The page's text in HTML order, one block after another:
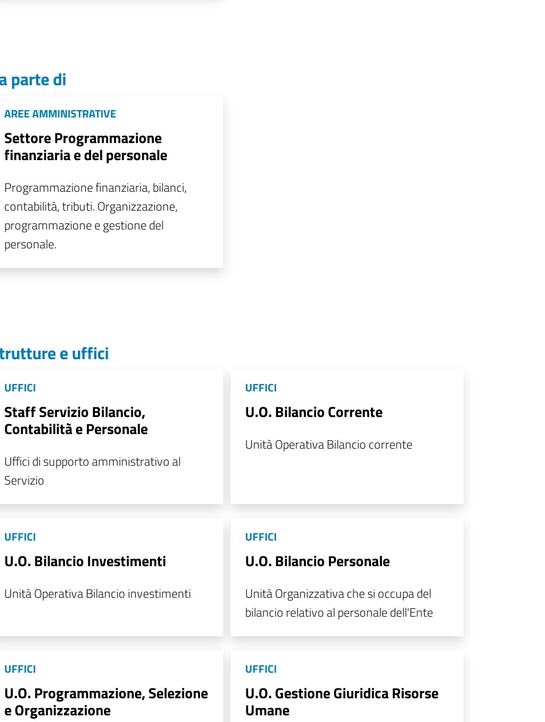
parte di
AREE AMMINISTRATIVE
Settore Programmazione
finanziaria e del personale
Programmazione finanziaria, bilanci,
contabilità, tributi. Organizzazione,
programmazione e gestione del
personale.
e uffici
UFFICI
Staff Servizio Bilancio,
Contabilità e Personale
Uffici di supporto amministrativo al
Servizio
UFFICI
U.O. Bilancio Corrente
Unità Operativa Bilancio corrente
UFFICI
U.O. Bilancio Investimenti
Unità Operativa Bilancio investimenti
UFFICI
U.O. Bilancio Personale
Unità Organizzativa che si occupa del
bilancio relativo al personale dell'Ente
UFFICI
U.O. Programmazione, Selezione
e Organizzazione
UFFICI
U.O. Gestione Giuridica Risorse
Umane